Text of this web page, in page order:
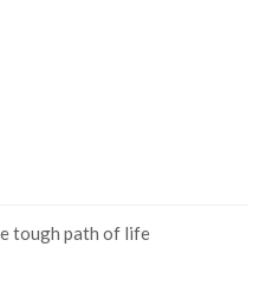
tough path of life